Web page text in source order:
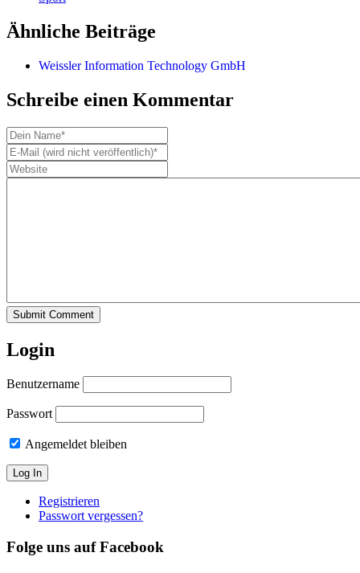
Ähnliche Beiträge
Weissler Information Technology GmbH
Schreibe einen Kommentar
Submit Comment
Login
Benutzername
Passwort
Angemeldet bleiben
Registrieren
Passwort vergessen?
Folge uns auf Facebook